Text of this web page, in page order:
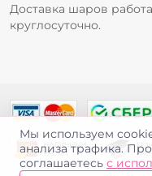
Доставка шаров
круглосуточно.
Мы используем
анализа трафика.
соглашаетесь с